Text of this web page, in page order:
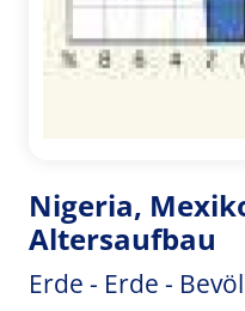
Nigeria,
Altersaufbau
Erde - Erde -